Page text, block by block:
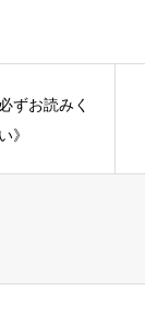
ずお読みく
》